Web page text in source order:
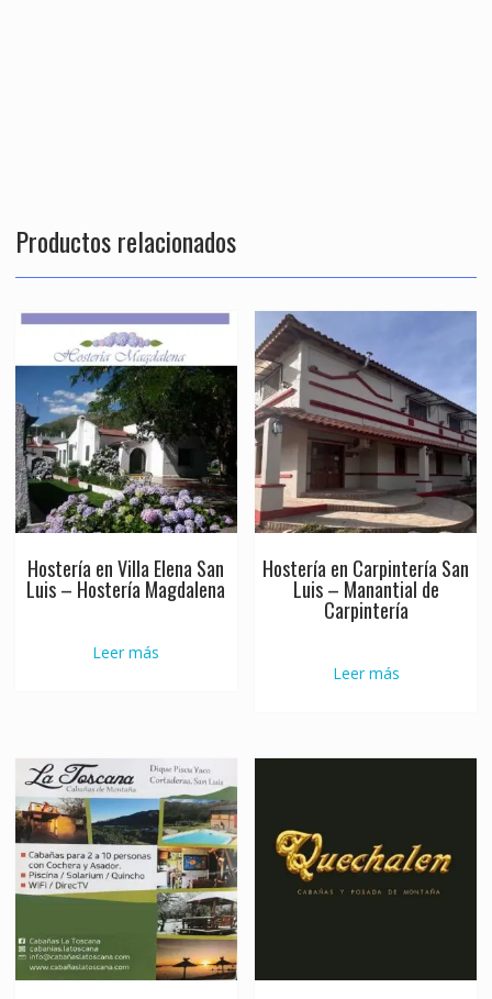
Productos relacionados
Hostería en Villa Elena San
Luis – Hostería Magdalena
Leer más
Hostería en Carpintería San
Luis – Manantial de
Carpintería
Leer más